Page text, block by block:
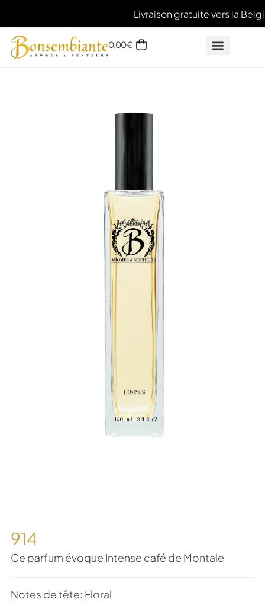
Livraison gratuite vers la
0,00€
914
Ce parfum évoque Intense café de Montale
Notes de tête: Floral